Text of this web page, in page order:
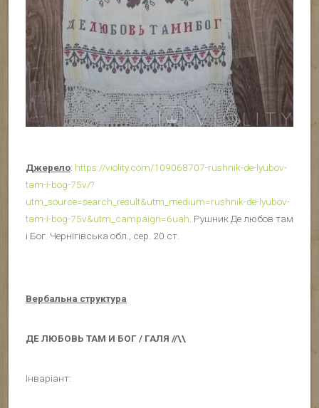
Джерело: https://violity.com/109068707-rushnik-de-lyubov-
tam-i-bog-75v/?
utm_source=search_result&utm_medium=rushnik-de-lyubov-
tam-i-bog-75v&utm_campaign=6uah . Рушник Де любов там
і Бог. Чернігівська обл., сер. 20 ст.
Вербальна структура
ДЕ ЛЮБОВЬ ТАМ И БОГ / ГАЛЯ //\\
Інваріант: